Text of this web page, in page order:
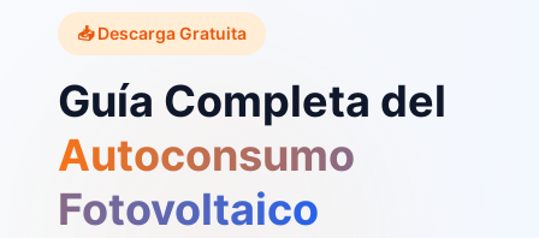
📥 Descarga Gratuita
Guía Completa del
Autoconsumo
Fotovoltaico